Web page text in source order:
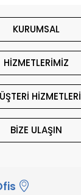
KURUMSAL
HİZMETLERİMİZ
HİZMETLERİ
BİZE ULAŞIN